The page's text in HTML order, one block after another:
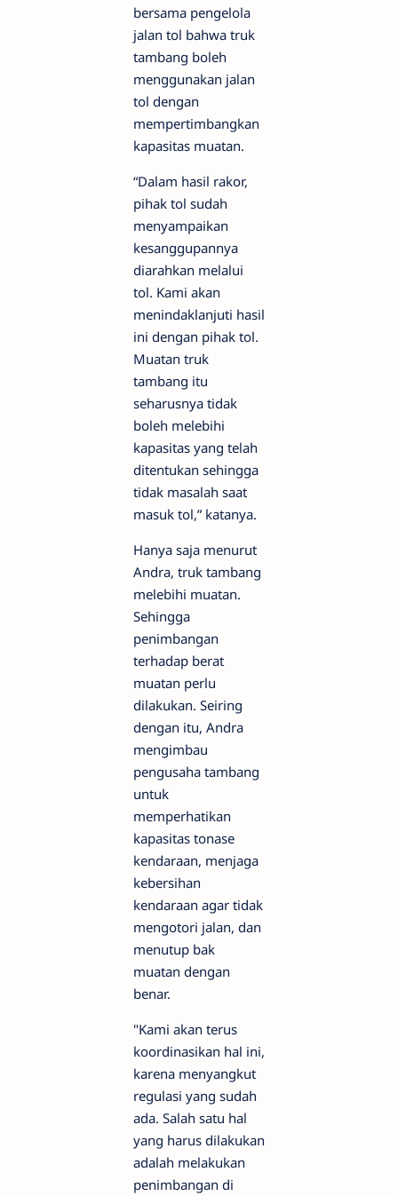
bersama pengelola
jalan tol bahwa truk
tambang boleh
menggunakan jalan
tol dengan
mempertimbangkan
kapasitas muatan.
“Dalam hasil rakor,
pihak tol sudah
menyampaikan
kesanggupannya
diarahkan melalui
tol. Kami akan
menindaklanjuti hasil
ini dengan pihak tol.
Muatan truk
tambang itu
seharusnya tidak
boleh melebihi
kapasitas yang telah
ditentukan sehingga
tidak masalah saat
masuk tol,” katanya.
Hanya saja menurut
Andra, truk tambang
melebihi muatan.
Sehingga
penimbangan
terhadap berat
muatan perlu
dilakukan. Seiring
dengan itu, Andra
mengimbau
pengusaha tambang
untuk
memperhatikan
kapasitas tonase
kendaraan, menjaga
kebersihan
kendaraan agar tidak
mengotori jalan, dan
menutup bak
muatan dengan
benar.
"Kami akan terus
koordinasikan hal ini,
karena menyangkut
regulasi yang sudah
ada. Salah satu hal
yang harus dilakukan
adalah melakukan
penimbangan di